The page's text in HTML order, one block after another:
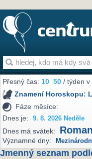
Přesný čas:10 50 / týden
Znamení Horoskopu:
Fáze měsíce:
Dnes je:
9. 8. 2026 Neděle
Dnes má svátek: Roman
Významné dny:
Jmenný seznam